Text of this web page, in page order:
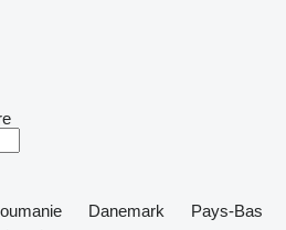
Danemark
Pays-Bas